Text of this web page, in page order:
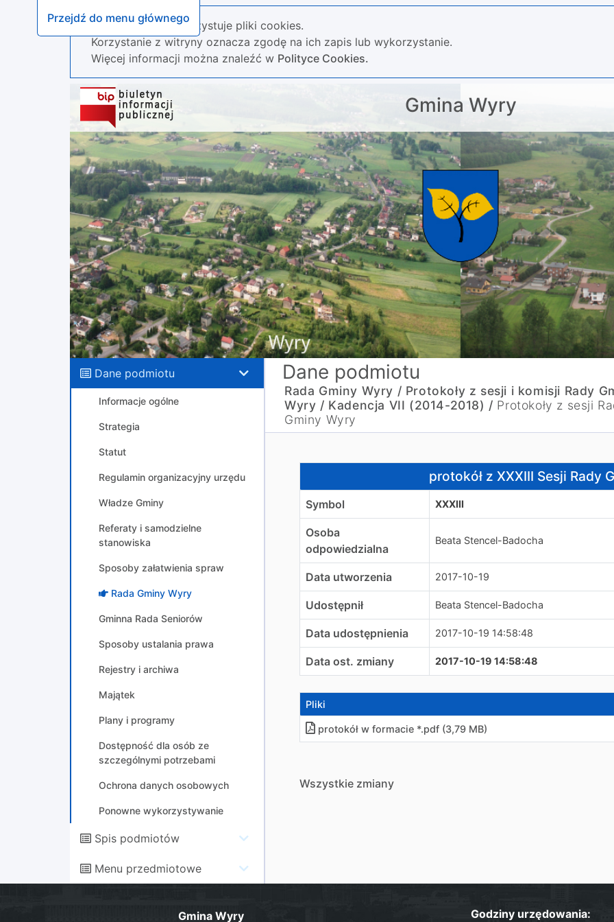
Przejdź do menu głównego
Nasza strona wykorzystuje pliki cookies.
Korzystanie z witryny oznacza zgodę na ich zapis lub wykorzystanie.
Więcej informacji można znaleźć w Polityce Cookies.
Gmina Wyry
Dane podmiotu
Informacje ogólne
Strategia
Statut
Regulamin organizacyjny urzędu
Władze Gminy
Referaty i samodzielne
stanowiska
Sposoby załatwienia spraw
Rada Gminy Wyry
Gminna Rada Seniorów
Sposoby ustalania prawa
Rejestry i archiwa
Majątek
Plany i programy
Dostępność dla osób ze
szczególnymi potrzebami
Ochrona danych osobowych
Ponowne wykorzystywanie
Spis podmiotów
Menu przedmiotowe
Dane podmiotu
Rada Gminy Wyry / Protokoły z sesji i komisji Rady
Wyry / Kadencja VII (2014-2018) / Protokoły z sesji
Gminy Wyry
protokół z XXXIII Sesji Rady Gmniny Wyryprotokół z XXXIII Sesji Rady
Symbol XXXIII
Osoba
odpowiedzialna
Beata Stencel-Badocha
Data utworzenia 2017-10-19
Udostępnił Beata Stencel-Badocha
Data udostępnienia 2017-10-19 14:58:48
Data ost. zmiany 2017-10-19 14:58:48
Pliki
protokół w formacie *.pdf (3,79 MB)
Wszystkie zmiany
Gmina Wyry Godziny urzędowania: